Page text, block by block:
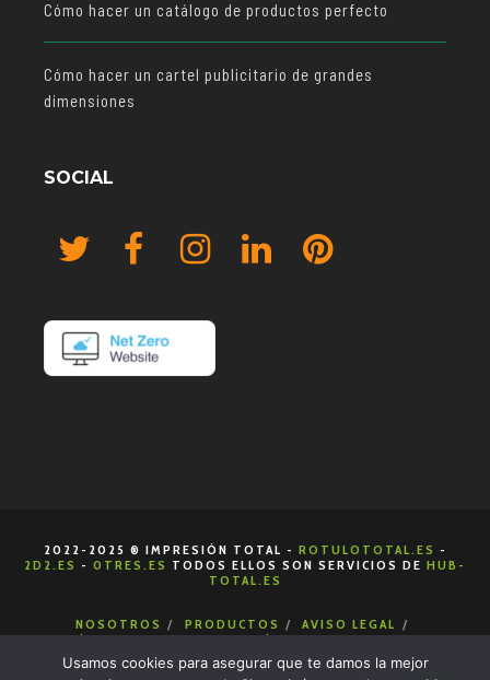
Cómo hacer un catálogo de productos perfecto
Cómo hacer un cartel publicitario de grandes
dimensiones
SOCIAL
2022-2025 ® IMPRESIÓN TOTAL - ROTULOTOTAL.ES -
2D2.ES - 0TRES.ES TODOS ELLOS SON SERVICIOS DE HUB-
TOTAL.ES
NOSOTROS PRODUCTOS
AVISO LEGAL
POLÍTICA DE COOKIES
POLÍTICA DE PRIVACIDAD
CONDICIONES DE VENTA
CONTACTA
Usamos cookies para asegurar que te damos la mejor